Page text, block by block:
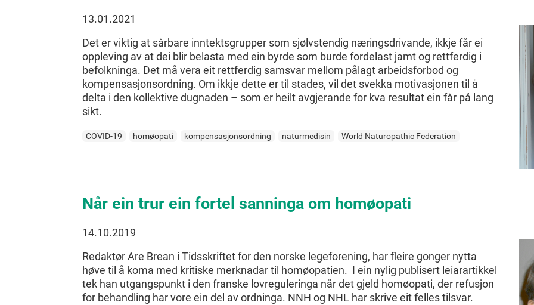
13.01.2021
Det er viktig at sårbare inntektsgrupper som sjølvstendig næringsdrivande, ikkje får ei
oppleving av at dei blir belasta med ein byrde som burde fordelast jamt og rettferdig i
befolkninga. Det må vera eit rettferdig samsvar mellom pålagt arbeidsforbod og
kompensasjonsordning. Om ikkje dette er til stades, vil det svekka motivasjonen til å
delta i den kollektive dugnaden – som er heilt avgjerande for kva resultat ein får på lang
sikt.
COVID-19 homøopati kompensasjonsordning naturmedisin World Naturopathic Federation
Når ein trur ein fortel sanninga om homøopati
14.10.2019
Redaktør Are Brean i Tidsskriftet for den norske legeforening, har fleire gonger nytta
høve til å koma med kritiske merknadar til homøopatien. I ein nylig publisert leiarartikkel
tek han utgangspunkt i den franske lovreguleringa når det gjeld homøopati, der refusjon
for behandling har vore ein del av ordninga. NNH og NHL har skrive eit felles tilsvar.